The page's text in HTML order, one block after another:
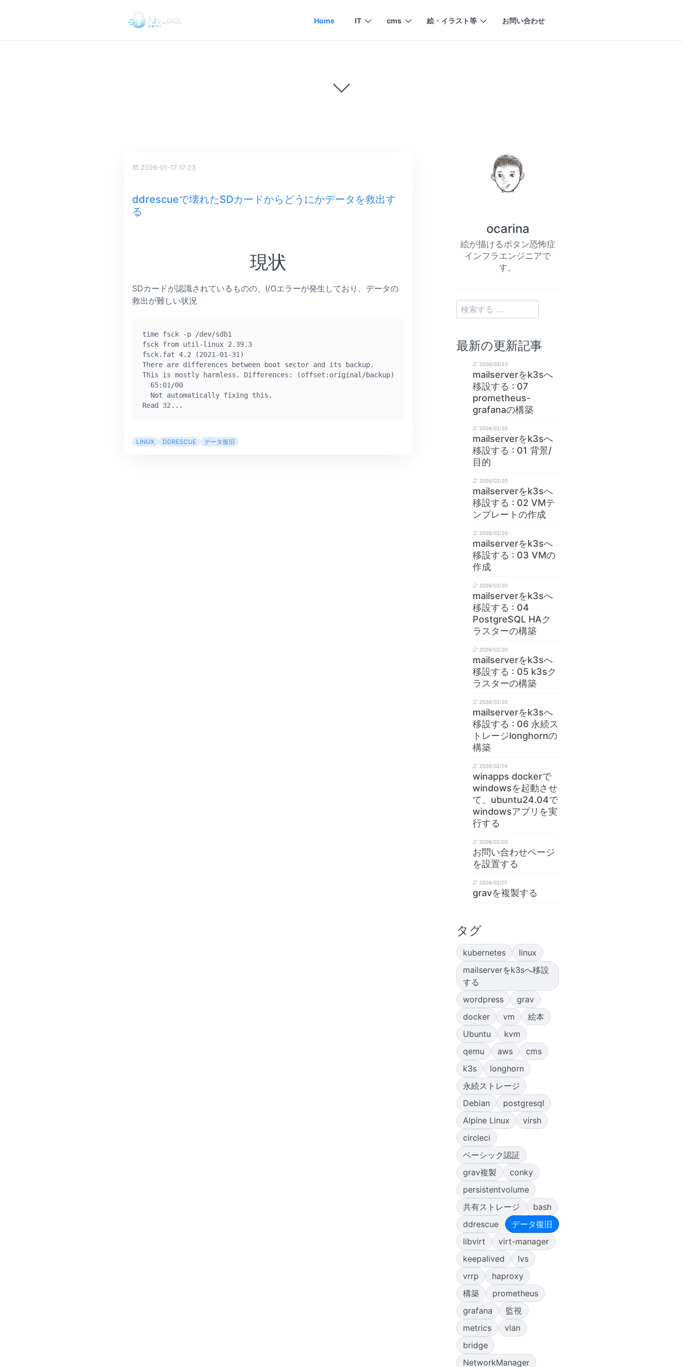
Home IT cms 絵・イラスト等 お問い合わせ
2026-01-17 17:23
ddrescueで壊れたSDカードからどうにかデータを救出す
る
現状
SDカードが認識されているものの、I/Oエラーが発生しており、データの
救出が難しい状況
time fsck -p /dev/sdb1
fsck from util-linux 2.39.3
fsck.fat 4.2 (2021-01-31)
There are differences between boot sector and its backup.
This is mostly harmless. Differences: (offset:original/backup)
  65:01/00
  Not automatically fixing this.
Read 32...
LINUX DDRESCUE データ復旧
ocarina
絵が描けるボタン恐怖症
インフラエンジニアで
す。
最新の更新記事
2026/02/23
mailserverをk3sへ
移設する : 07
prometheus-
grafanaの構築
2026/02/20
mailserverをk3sへ
移設する : 01 背景/
目的
2026/02/20
mailserverをk3sへ
移設する : 02 VMテ
ンプレートの作成
2026/02/20
mailserverをk3sへ
移設する : 03 VMの
作成
2026/02/20
mailserverをk3sへ
移設する : 04
PostgreSQL HAク
ラスターの構築
2026/02/20
mailserverをk3sへ
移設する : 05 k3sク
ラスターの構築
2026/02/20
mailserverをk3sへ
移設する : 06 永続ス
トレージlonghornの
構築
2026/02/14
winapps dockerで
windowsを起動させ
て、ubuntu24.04で
windowsアプリを実
行する
2026/02/03
お問い合わせページ
を設置する
2026/02/01
gravを複製する
タグ
kubernetes
linux
mailserverをk3sへ移設
する
wordpress
grav
docker
vm
絵本
Ubuntu
kvm
qemu
aws
cms
k3s
longhorn
永続ストレージ
Debian
postgresql
Alpine Linux
virsh
circleci
ベーシック認証
grav複製
conky
persistentvolume
共有ストレージ
bash
ddrescue
データ復旧
libvirt
virt-manager
keepalived
lvs
vrrp
haproxy
構築
prometheus
grafana
監視
metrics
vlan
bridge
NetworkManager